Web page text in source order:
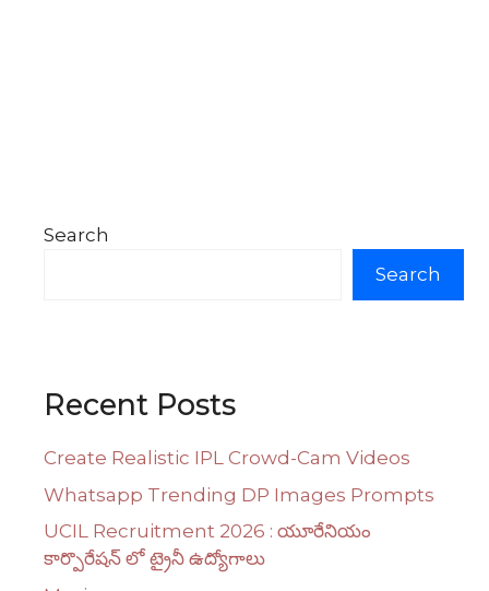
Search
Search
Recent Posts
Create Realistic IPL Crowd-Cam Videos
Whatsapp Trending DP Images Prompts
UCIL Recruitment 2026 : యూరేనియం
కార్పొరేషన్ లో ట్రైనీ ఉద్యోగాలు